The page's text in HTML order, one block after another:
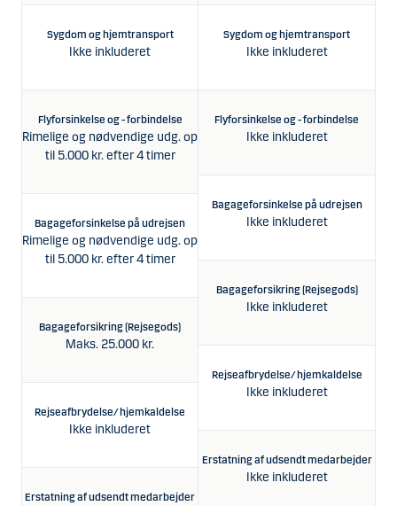
Sygdom og hjemtransport
Ikke inkluderet
Flyforsinkelse og - forbindelse
Rimelige og nødvendige udg. op
til 5.000 kr. efter 4 timer
Bagageforsinkelse på udrejsen
Rimelige og nødvendige udg. op
til 5.000 kr. efter 4 timer
Bagageforsikring (Rejsegods)
Maks. 25.000 kr.
Rejseafbrydelse/ hjemkaldelse
Ikke inkluderet
Erstatning af udsendt medarbejder
Sygdom og hjemtransport
Ikke inkluderet
Flyforsinkelse og - forbindelse
Ikke inkluderet
Bagageforsinkelse på udrejsen
Ikke inkluderet
Bagageforsikring (Rejsegods)
Ikke inkluderet
Rejseafbrydelse/ hjemkaldelse
Ikke inkluderet
Erstatning af udsendt medarbejder
Ikke inkluderet